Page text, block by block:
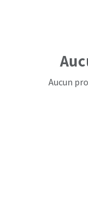
Aucun